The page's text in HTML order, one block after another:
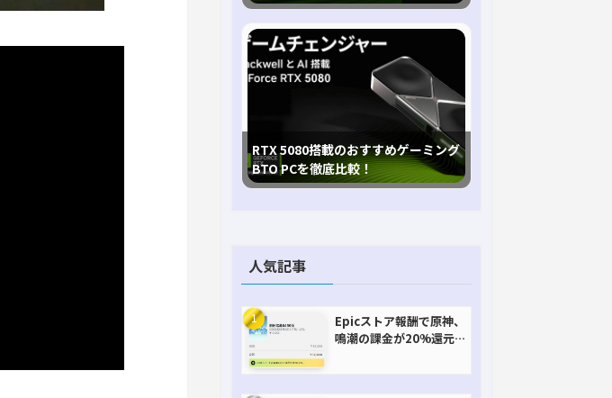
RTX 5080搭載のおすすめゲーミング
BTO PCを徹底比較！
人気記事
Epicストア報酬で原神、
鳴潮の課金が20%還元